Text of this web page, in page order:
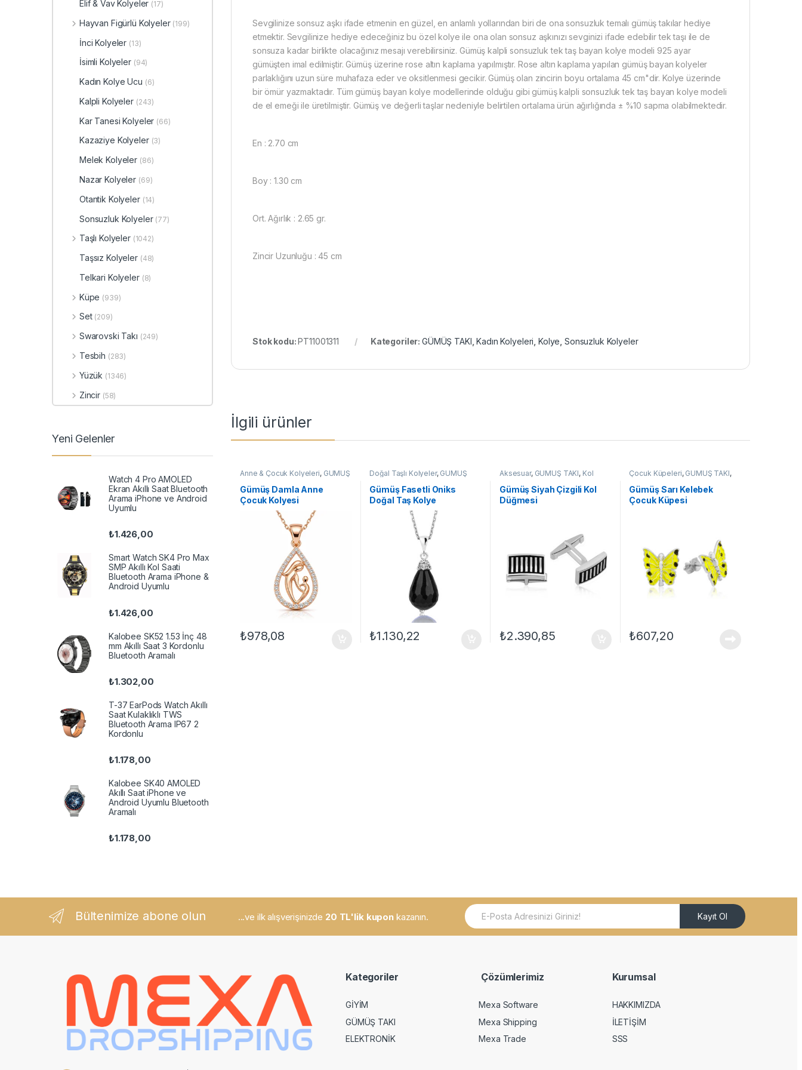
Sevgilinize sonsuz aşkı ifade etmenin en güzel, en anlamlı yollarından biri de ona sonsuzluk temalı gümüş takılar hediye
etmektir. Sevgilinize hediye edeceğiniz bu özel kolye ile ona olan sonsuz aşkınızı sevginizi ifade edebilir tek taşı ile de
sonsuza kadar birlikte olacağınız mesajı verebilirsiniz. Gümüş kalpli sonsuzluk tek taş bayan kolye modeli 925 ayar
gümüşten imal edilmiştir. Gümüş üzerine rose altın kaplama yapılmıştır. Rose altın kaplama yapılan gümüş bayan kolyeler
parlaklığını uzun süre muhafaza eder ve oksitlenmesi gecikir. Gümüş olan zincirin boyu ortalama 45 cm"dir. Kolye üzerinde
bir ömür yazmaktadır. Tüm gümüş bayan kolye modellerinde olduğu gibi gümüş kalpli sonsuzluk tek taş bayan kolye modeli
de el emeği ile üretilmiştir. Gümüş ve değerli taşlar nedeniyle belirtilen ortalama ürün ağırlığında ± %10 sapma olabilmektedir.
En : 2.70 cm
Boy : 1.30 cm
Ort. Ağırlık : 2.65 gr.
Zincir Uzunluğu : 45 cm
Stok kodu:PT11001311 Kategoriler: GÜMÜŞ TAKI ,Kadın Kolyeleri Kolye ,Sonsuzluk Kolyeler
İlgili ürünler
Anne & Çocuk Kolyeleri, GÜMÜŞ
Kadın Kolyeleri Kolye
Gümüş Damla Anne
Çocuk Kolyesi
₺978,08
Doğal Taşlı Kolyeler, GÜMÜŞ
TAKI
Kadın Kolyeleri
,
Taşlı Kolyeler
Gümüş Fasetli Oniks
Doğal Taş Kolye
₺1.130,22
Aksesuar, GÜMÜŞ TAKI, Kol
Düğmeleri
Gümüş Siyah Çizgili Kol
Düğmesi
₺2.390,85
Çocuk Küpeleri, GÜMÜŞ TAKI,
Küpe
Gümüş Sarı Kelebek
Çocuk Küpesi
₺607,20
Elif & Vav Kolyeler (17)
Hayvan Figürlü Kolyeler (199)
İnci Kolyeler (13)
İsimli Kolyeler (94)
Kadın Kolye Ucu (6)
Kalpli Kolyeler (243)
Kar Tanesi Kolyeler (66)
Kazaziye Kolyeler (3)
Melek Kolyeler (86)
Nazar Kolyeler (69)
Otantik Kolyeler (14)
Sonsuzluk Kolyeler (77)
Taşlı Kolyeler (1042)
Taşsız Kolyeler (48)
Telkari Kolyeler (8)
Küpe (939)
Set (209)
Swarovski Takı (249)
Tesbih (283)
Yüzük (1346)
Zincir (58)
Yeni Gelenler
Watch 4 Pro AMOLED
Ekran Akıllı Saat Bluetooth
Arama iPhone ve Android
Uyumlu
₺1.426,00
Smart Watch SK4 Pro Max
SMP Akıllı Kol Saati
Bluetooth Arama iPhone &
Android Uyumlu
₺1.426,00
Kalobee SK52 1.53 İnç 48
mm Akıllı Saat 3 Kordonlu
Bluetooth Aramalı
₺1.302,00
T-37 EarPods Watch Akıllı
Saat Kulaklıklı TWS
Bluetooth Arama IP67 2
Kordonlu
₺1.178,00
Kalobee SK40 AMOLED
Akıllı Saat iPhone ve
Android Uyumlu Bluetooth
Aramalı
₺1.178,00
Bültenimize abone olun ...ve ilk alışverişinizde 20 TL'lik kuponkazanın.
E
m
Kayıt Ol
Kategoriler
GİYİM
GÜMÜŞ TAKI
ELEKTRONİK
Çözümlerimiz
Mexa Software
Mexa Shipping
Mexa Trade
Kurumsal
HAKKIMIZDA
İLETİŞİM
SSS